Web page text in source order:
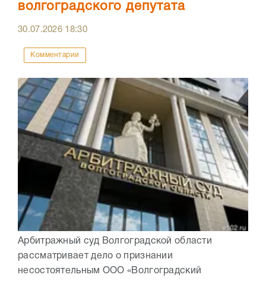
волгоградского депутата
30.07.2026 18:30
Комментарии
Арбитражный суд Волгоградской области
рассматривает дело о признании
несостоятельным ООО «Волгоградский